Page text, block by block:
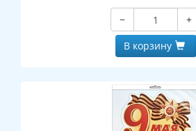
−
+
В корзину